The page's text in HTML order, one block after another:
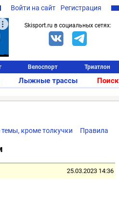
Войти на сайт Регистрация
Skisport.ru в социальных сетях:
Велоспорт Триатлон
Лыжные трассы Поиск
Правила
темы, кроме толкучки
25.03.2023 14:36